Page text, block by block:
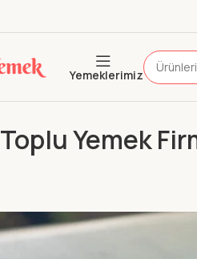
Yemeklerimiz
Toplu Yemek